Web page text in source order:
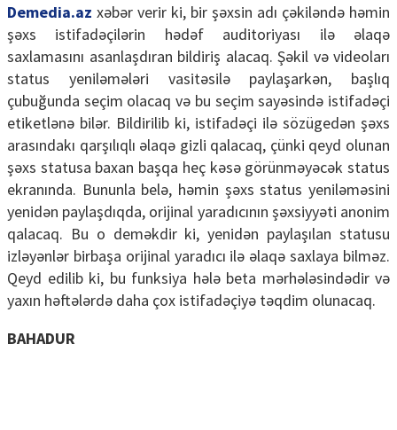
Demedia.az xəbər verir ki, bir şəxsin adı çəkiləndə həmin
şəxs istifadəçilərin hədəf auditoriyası ilə əlaqə
saxlamasını asanlaşdıran bildiriş alacaq. Şəkil və videoları
status yeniləmələri vasitəsilə paylaşarkən, başlıq
çubuğunda seçim olacaq və bu seçim sayəsində istifadəçi
etiketlənə bilər. Bildirilib ki, istifadəçi ilə sözügedən şəxs
arasındakı qarşılıqlı əlaqə gizli qalacaq, çünki qeyd olunan
şəxs statusa baxan başqa heç kəsə görünməyəcək status
ekranında. Bununla belə, həmin şəxs status yeniləməsini
yenidən paylaşdıqda, orijinal yaradıcının şəxsiyyəti anonim
qalacaq. Bu o deməkdir ki, yenidən paylaşılan statusu
izləyənlər birbaşa orijinal yaradıcı ilə əlaqə saxlaya bilməz.
Qeyd edilib ki, bu funksiya hələ beta mərhələsindədir və
yaxın həftələrdə daha çox istifadəçiyə təqdim olunacaq.
BAHADUR